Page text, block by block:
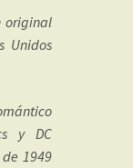
original
Unidos
y DC
1949